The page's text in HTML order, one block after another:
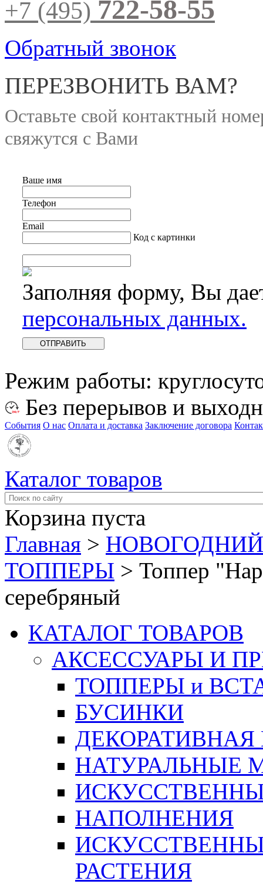
+7 (495) 722-58-55
Обратный звонок
ПЕРЕЗВОНИТЬ ВАМ?
Оставьте свой контактный
свяжутся с Вами
Ваше имя
Телефон
Email
Код с картинки
Заполняя форму, Вы
персональных данных.
Режим работы:
Без перерывов и
События О нас Оплата и доставка Заключение договора
Каталог товаров
Корзина пуста
Главная >
ТОППЕРЫ > Топпер
серебряный
КАТАЛОГ ТОВАРОВ
АКСЕССУАРЫ И
ТОППЕРЫ и
БУСИНКИ
ДЕКОРАТИВНАЯ
НАТУРАЛЬНЫЕ
НАПОЛНЕНИЯ
РАСТЕНИЯ